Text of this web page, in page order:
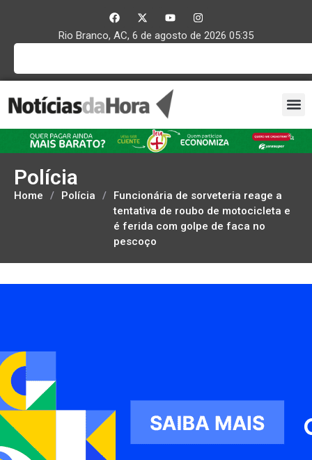
Rio Branco, AC, 6 de agosto de 2026 05:35
Polícia
Home / Polícia /
Funcionária de sorveteria reage a
tentativa de roubo de motocicleta e
é ferida com golpe de faca no
pescoço